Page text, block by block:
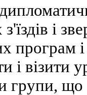
і
програм
і візити
групи, що